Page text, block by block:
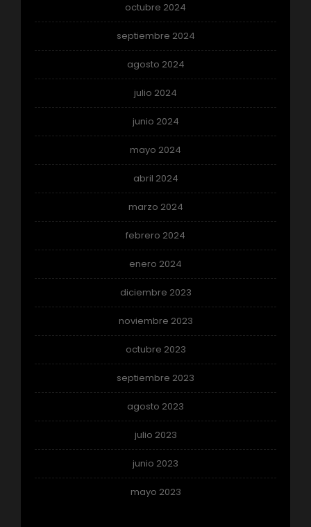
octubre 2024
septiembre 2024
agosto 2024
julio 2024
junio 2024
mayo 2024
abril 2024
marzo 2024
febrero 2024
enero 2024
diciembre 2023
noviembre 2023
octubre 2023
septiembre 2023
agosto 2023
julio 2023
junio 2023
mayo 2023